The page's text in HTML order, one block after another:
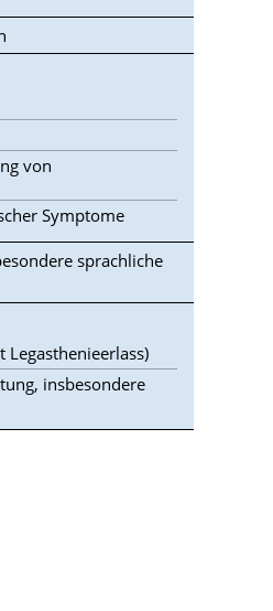
von
Symptome
sprachliche
insbesondere